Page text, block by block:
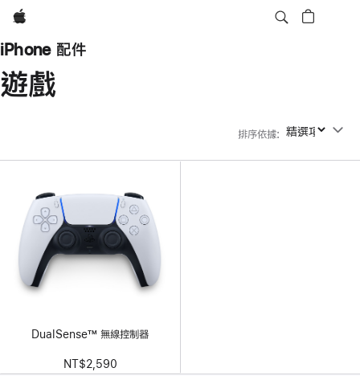
Apple
iPhone 配件
遊戲
排序依據: 排序依據
DualSense™ 無線控制器
NT$2,590